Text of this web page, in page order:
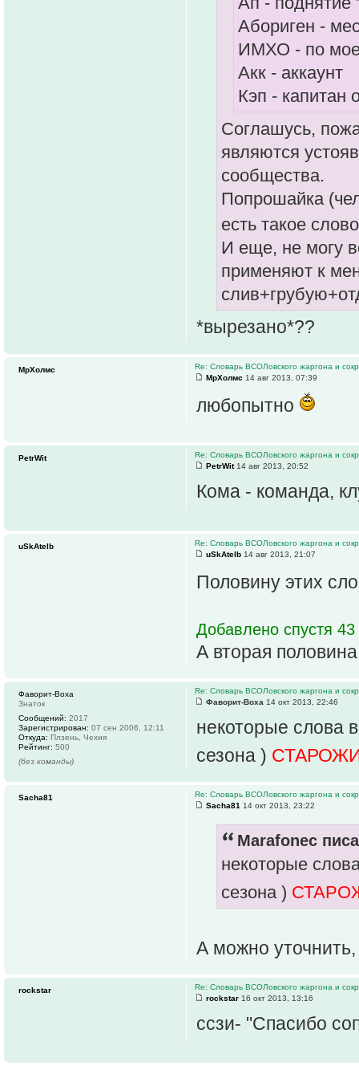
Абориген -
ИМХО - по
Акк - аккаунт
Кэп - капитан
Соглашусь,
являются
сообщества.
Попрошайка
есть такое
И еще, не могу
применяют к
*вырезано*??
Re: Словарь ВСОЛовского жаргона и
МрХолмс 14 авг 2013, 07:39
любопытно
МрХолмс
Re: Словарь ВСОЛовского жаргона и
PetrWit14 авг 2013, 20:52
Кома - команда,
PetrWit
Re: Словарь ВСОЛовского жаргона и
uSkAtelb 14 авг 2013, 21:07
Половину этих
Добавлено спустя
А вторая
uSkAtelb
Re: Словарь ВСОЛовского жаргона и
Фаворит-Воха 14 окт 2013, 22:46
некоторые слова
сезона )
Фаворит-Воха
Знаток
Сообщений: 2017
Зарегистрирован: 07 сен 2006, 12:11
Откуда: Плзень, Чехия
Рейтинг: 500
(без команды)
Re: Словарь ВСОЛовского жаргона и
Sacha81 14 окт 2013, 23:22
Marafonec
некоторые
сезона )
А можно
Sacha81
Re: Словарь ВСОЛовского жаргона и
rockstar 16 окт 2013, 13:16
ссзи- "Спасибо
rockstar